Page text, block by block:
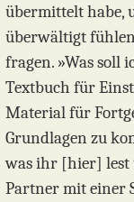
übermittelt habe,
überwältigt
fragen. »Was soll
Textbuch für
Material für
Grundlagen zu
was ihr [hier] lest
Partner mit einer